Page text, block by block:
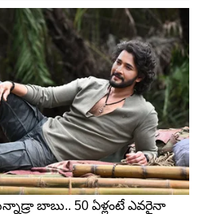
ఎలాంటి జాగ్రత్తలు
జుట్టును కాపాడుకోవడానికి,
లేదా మరీ వదులుగా లేని సరైన
హెల్మెట్ పెట్టుకునే ముందు,